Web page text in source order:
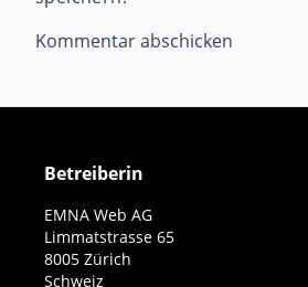
Betreiberin
EMNA Web AG
Limmatstrasse 65
8005 Zürich
Schweiz